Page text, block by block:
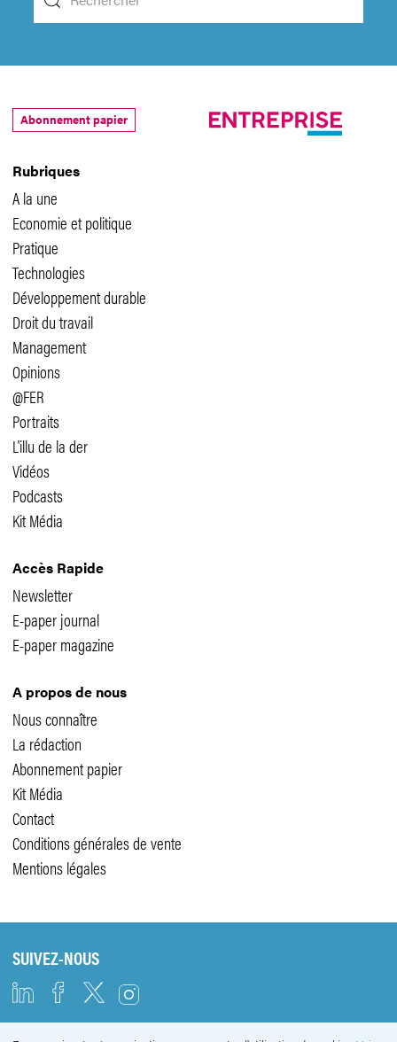
Rubriques
A la une
Economie et politique
Pratique
Technologies
Développement durable
Droit du travail
Management
Opinions
@FER
Portraits
L'illu de la der
Vidéos
Podcasts
Kit Média
Accès Rapide
Newsletter
E-paper journal
E-paper magazine
A propos de nous
Nous connaître
La rédaction
Abonnement papier
Kit Média
Contact
Conditions générales de vente
Mentions légales
Abonnement papier
SUIVEZ-NOUS